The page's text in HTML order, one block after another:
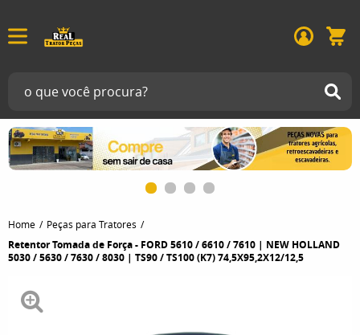
Home Peças para Tratores
Retentor Tomada de Força - FORD 5610 / 6610 / 7610 | NEW HOLLAND
5030 / 5630 / 7630 / 8030 | TS90 / TS100 (K7) 74,5X95,2X12/12,5